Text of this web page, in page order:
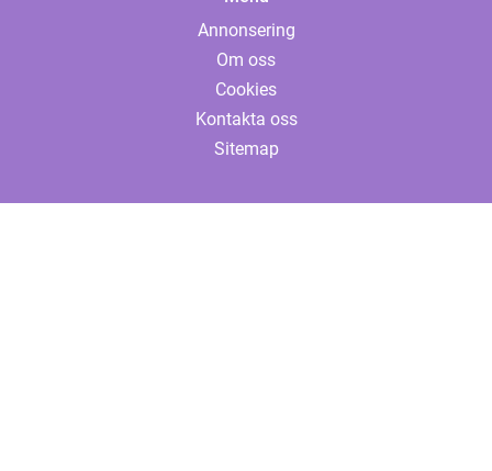
Annonsering
Om oss
Cookies
Kontakta oss
Sitemap